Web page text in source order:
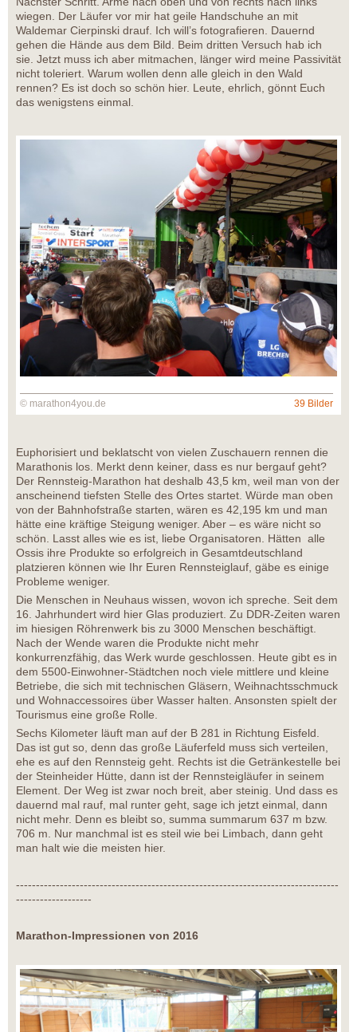
wiegen. Der Läufer vor mir hat geile Handschuhe an mit
Waldemar Cierpinski drauf. Ich will’s fotografieren. Dauernd
gehen die Hände aus dem Bild. Beim dritten Versuch hab ich
sie. Jetzt muss ich aber mitmachen, länger wird meine Passivität
nicht toleriert. Warum wollen denn alle gleich in den Wald
rennen? Es ist doch so schön hier. Leute, ehrlich, gönnt Euch
das wenigstens einmal.
© marathon4you.de 39 Bilder
Euphorisiert und beklatscht von vielen Zuschauern rennen die
Marathonis los. Merkt denn keiner, dass es nur bergauf geht?
Der Rennsteig-Marathon hat deshalb 43,5 km, weil man von der
anscheinend tiefsten Stelle des Ortes startet. Würde man oben
von der Bahnhofstraße starten, wären es 42,195 km und man
hätte eine kräftige Steigung weniger. Aber – es wäre nicht so
schön. Lasst alles wie es ist, liebe Organisatoren. Hätten alle
Ossis ihre Produkte so erfolgreich in Gesamtdeutschland
platzieren können wie Ihr Euren Rennsteiglauf, gäbe es einige
Probleme weniger.
Die Menschen in Neuhaus wissen, wovon ich spreche. Seit dem
16. Jahrhundert wird hier Glas produziert. Zu DDR-Zeiten waren
im hiesigen Röhrenwerk bis zu 3000 Menschen beschäftigt.
Nach der Wende waren die Produkte nicht mehr
konkurrenzfähig, das Werk wurde geschlossen. Heute gibt es in
dem 5500-Einwohner-Städtchen noch viele mittlere und kleine
Betriebe, die sich mit technischen Gläsern, Weihnachtsschmuck
und Wohnaccessoires über Wasser halten. Ansonsten spielt der
Tourismus eine große Rolle.
Sechs Kilometer läuft man auf der B 281 in Richtung Eisfeld.
Das ist gut so, denn das große Läuferfeld muss sich verteilen,
ehe es auf den Rennsteig geht. Rechts ist die Getränkestelle bei
der Steinheider Hütte, dann ist der Rennsteigläufer in seinem
Element. Der Weg ist zwar noch breit, aber steinig. Und dass es
dauernd mal rauf, mal runter geht, sage ich jetzt einmal, dann
nicht mehr. Denn es bleibt so, summa summarum 637 m bzw.
706 m. Nur manchmal ist es steil wie bei Limbach, dann geht
man halt wie die meisten hier.
---------------------------------------------------------------------------------
-------------------
Marathon-Impressionen von 2016